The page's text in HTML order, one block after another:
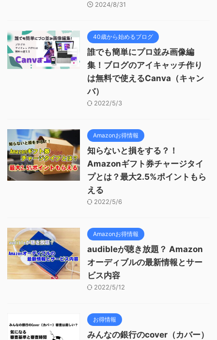
2024/8/31
40歳から始めるブログ
誰でも簡単にプロ並み画像編
集！ブログのアイキャッチ作り
は無料で使えるCanva（キャン
バ）
2022/5/3
Amazonお得情報
知らないと損をする？！
Amazonギフト券チャージタイ
プとは？最大2.5%ポイントもら
える
2022/5/6
Amazonお得情報
audibleが聴き放題？ Amazon
オーディブルの最新情報とサー
ビス内容
2022/5/12
お得情報
みんなの銀行のcover（カバー）